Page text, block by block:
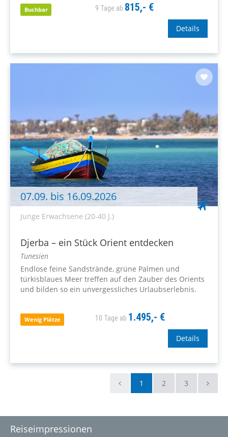
Altenmarkt in Österreich bietet unvergessliche
Buchbar 9 Tage ab 815,- €
Details
07.09. bis 16.09.2026
Junge Erwachsene (20-40 J.)
Djerba – ein Stück Orient entdecken
Tunesien
Endlose feine Sandstrände, grüne Palmen und
türkisblaues Meer treffen auf den Zauber des Orients
und bilden so ein unvergessliches Urlaubserlebnis.
Wenig Plätze 10 Tage ab 1.495,- €
Details
1 2 3
Reiseimpressionen